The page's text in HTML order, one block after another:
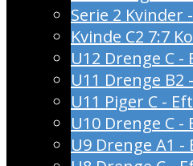
Serie 2 Kvinder
Kvinde C2 7:7
U12 Drenge C -
U11 Drenge B2
U11 Piger C -
U10 Drenge C -
U9 Drenge A1 -